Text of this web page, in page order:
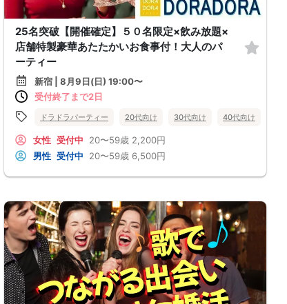
街コン 趣味コン 東京都 新宿
25名突破【開催確定】５０名限定×飲み放題×
店舗特製豪華あたたかいお食事付！大人のパ
ーティー
新宿 | 8月9日(日) 19:00〜
受付終了まで2日
ドラドラパーティー 20代向け 30代向け 40代向け
女性 受付中 20〜59歳 2,200円
男性 受付中 20〜59歳 6,500円